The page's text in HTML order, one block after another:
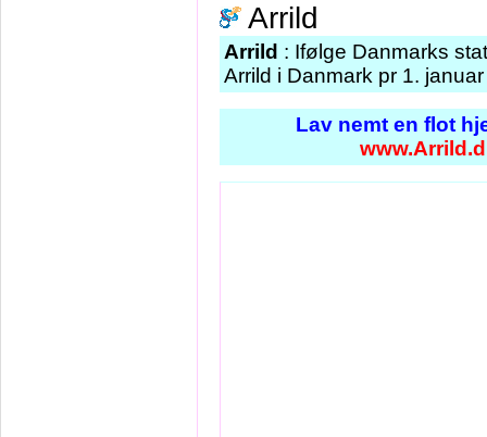
Arrild
Arrild : Ifølge Danmarks
Arrild i Danmark pr 1.
Lav nemt en flot